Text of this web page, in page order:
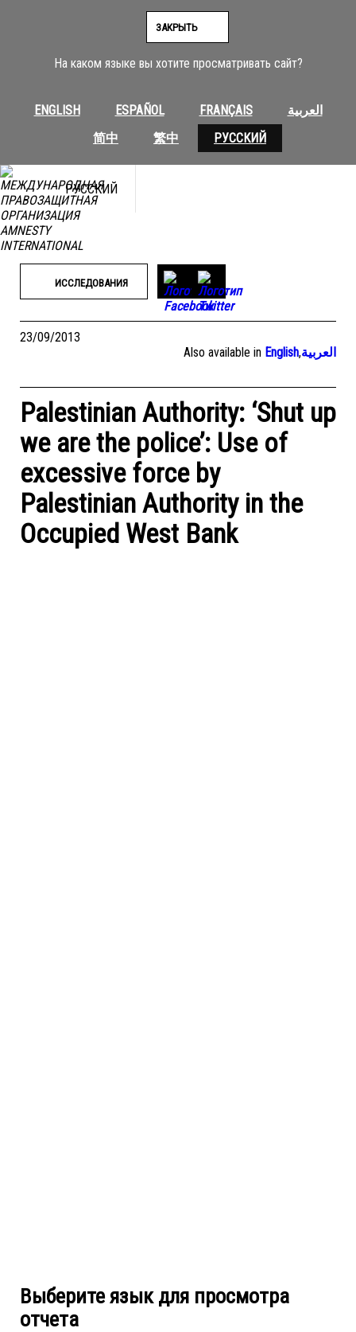
На каком языке вы хотите просматривать сайт?
ENGLISH ESPAÑOL FRANÇAIS
العربية
简中
繁中 РУССКИЙ
ЗАКРЫТЬ
РУССКИЙ
ИССЛЕДОВАНИЯ
23/09/2013
Also available in English,العربية
Palestinian Authority: ‘Shut up
we are the police’: Use of
excessive force by
Palestinian Authority in the
Occupied West Bank
Выберите язык для просмотра
отчета